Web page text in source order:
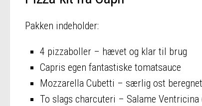
Pakken indeholder:
4 pizzaboller – hævet og klar til brug
Capris egen fantastiske tomatsauce
Mozzarella Cubetti – særlig ost
To slags charcuteri – Salame